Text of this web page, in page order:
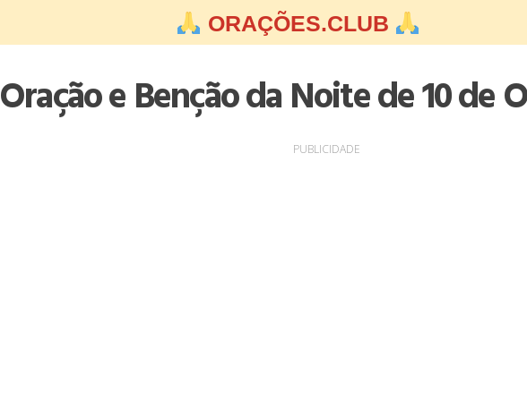
ORAÇÕES.CLUB
Oração e Benção da Noite de 10 de
PUBLICIDADE